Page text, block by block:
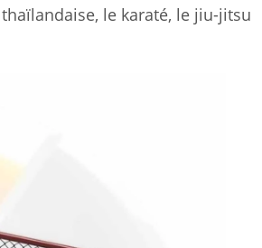
le karaté, le jiu-jitsu